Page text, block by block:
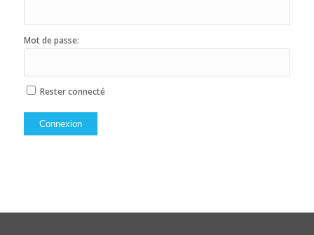
Mot de passe:
Rester connecté
Connexion